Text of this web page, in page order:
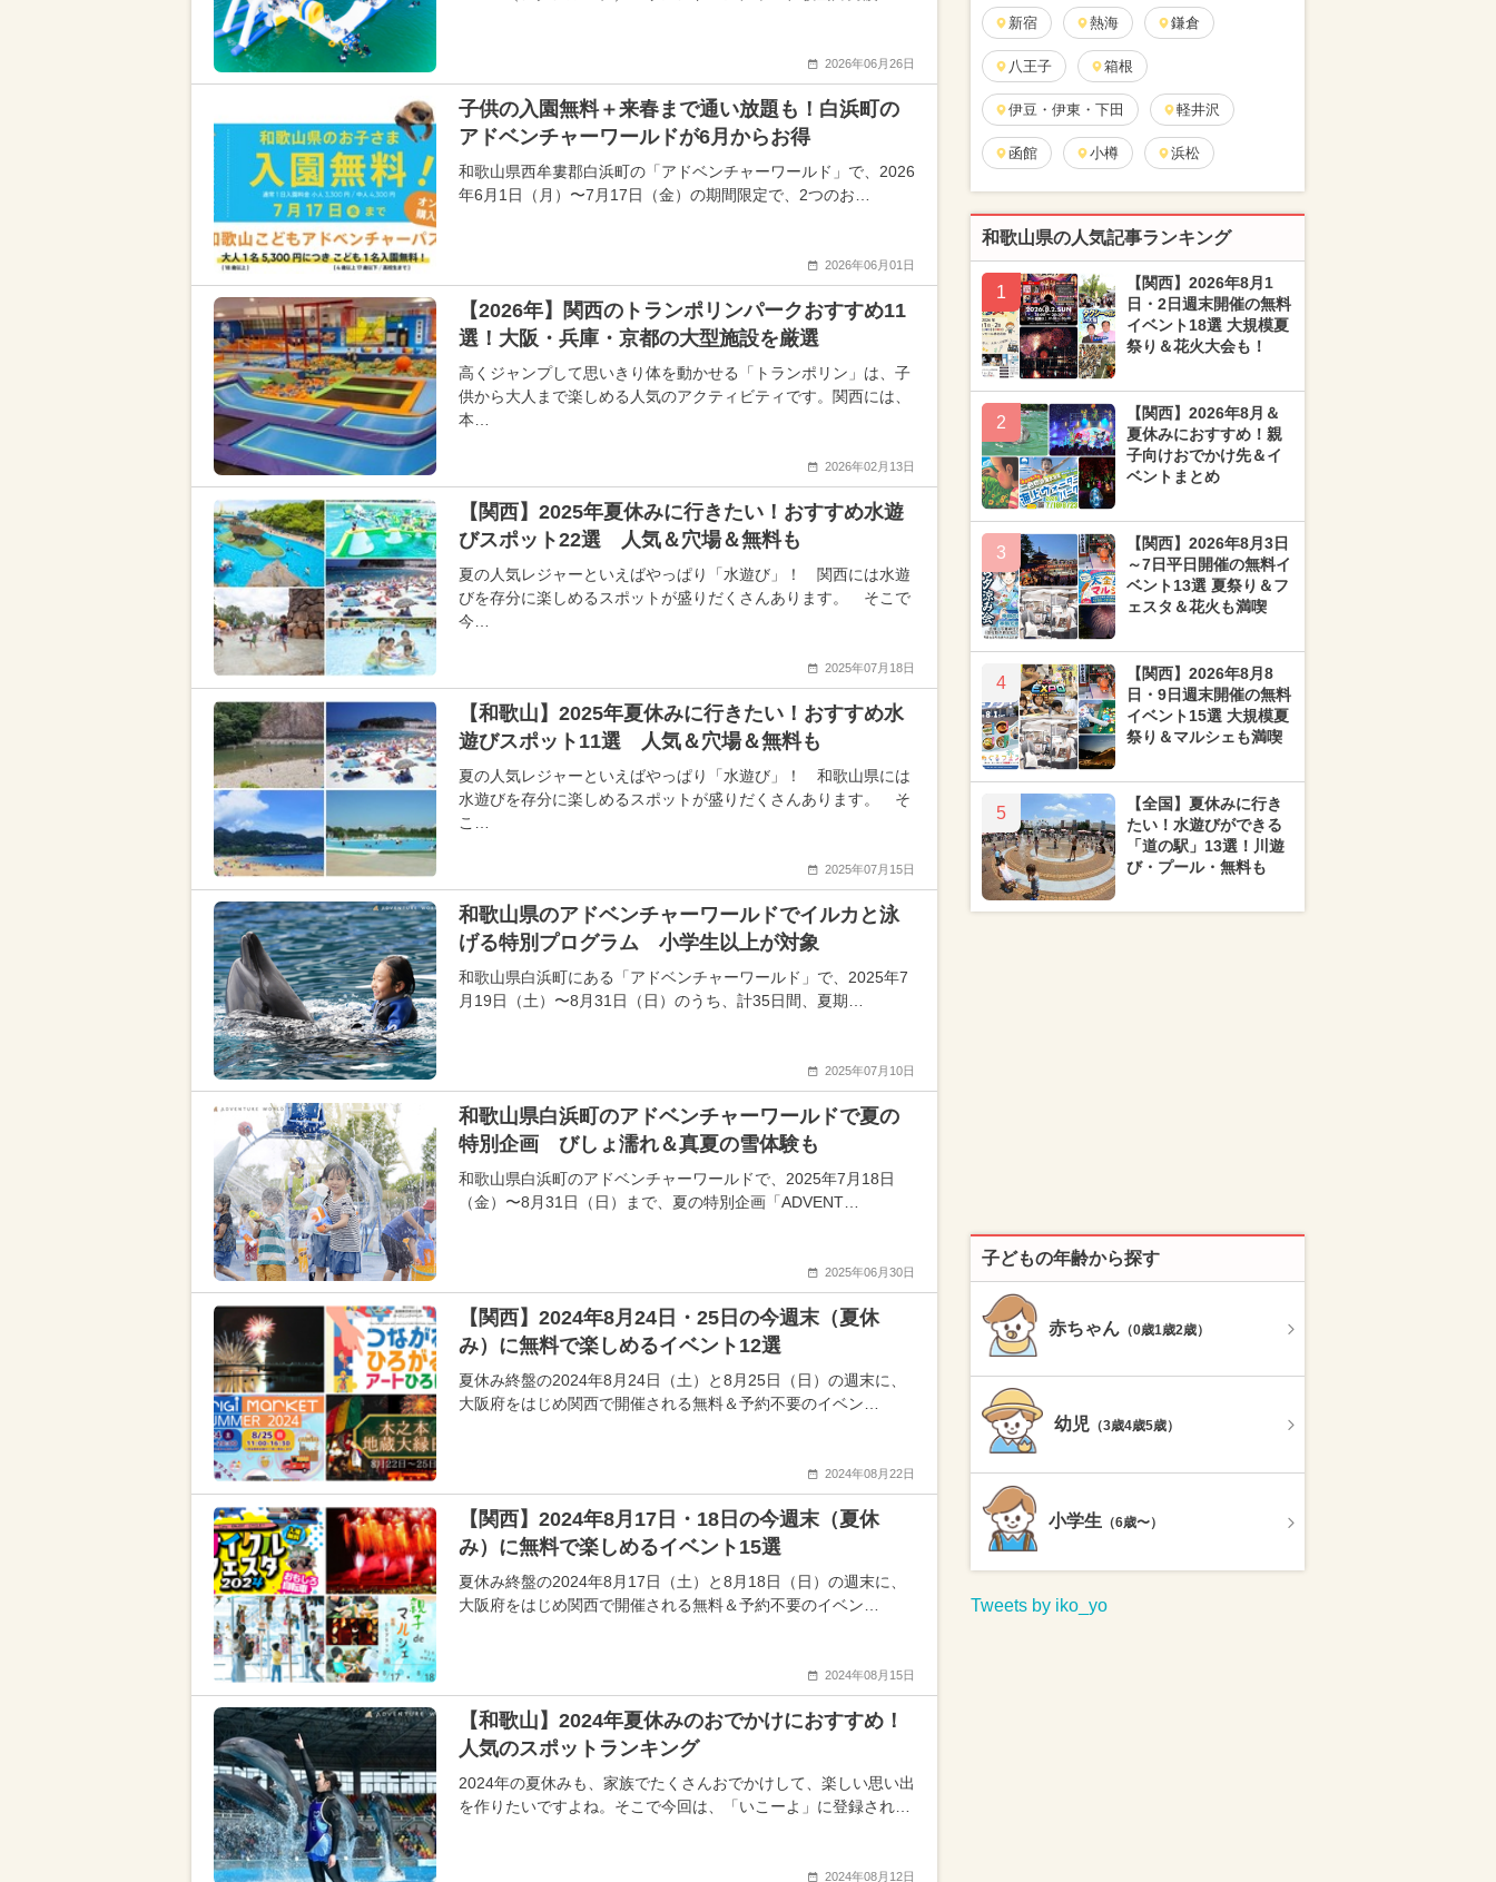
2026年06月26日
子供の入園無料＋来春まで通い放題も！白浜町の
アドベンチャーワールドが6月からお得
和歌山県西牟婁郡白浜町の「アドベンチャーワールド」で、2026
年6月1日（月）〜7月17日（金）の期間限定で、2つのお…
2026年06月01日
【2026年】関西のトランポリンパークおすすめ11
選！大阪・兵庫・京都の大型施設を厳選
高くジャンプして思いきり体を動かせる「トランポリン」は、子
供から大人まで楽しめる人気のアクティビティです。関西には、
本…
2026年02月13日
【関西】2025年夏休みに行きたい！おすすめ水遊
びスポット22選 人気＆穴場＆無料も
夏の人気レジャーといえばやっぱり「水遊び」！ 関西には水遊
びを存分に楽しめるスポットが盛りだくさんあります。 そこで
今…
2025年07月18日
【和歌山】2025年夏休みに行きたい！おすすめ水
遊びスポット11選 人気＆穴場＆無料も
夏の人気レジャーといえばやっぱり「水遊び」！ 和歌山県には
水遊びを存分に楽しめるスポットが盛りだくさんあります。 そ
こ…
2025年07月15日
和歌山県のアドベンチャーワールドでイルカと泳
げる特別プログラム 小学生以上が対象
和歌山県白浜町にある「アドベンチャーワールド」で、2025年7
月19日（土）〜8月31日（日）のうち、計35日間、夏期…
2025年07月10日
和歌山県白浜町のアドベンチャーワールドで夏の
特別企画 びしょ濡れ＆真夏の雪体験も
和歌山県白浜町のアドベンチャーワールドで、2025年7月18日
（金）〜8月31日（日）まで、夏の特別企画「ADVENT…
2025年06月30日
【関西】2024年8月24日・25日の今週末（夏休
み）に無料で楽しめるイベント12選
夏休み終盤の2024年8月24日（土）と8月25日（日）の週末に、
大阪府をはじめ関西で開催される無料＆予約不要のイベン…
2024年08月22日
【関西】2024年8月17日・18日の今週末（夏休
み）に無料で楽しめるイベント15選
夏休み終盤の2024年8月17日（土）と8月18日（日）の週末に、
大阪府をはじめ関西で開催される無料＆予約不要のイベン…
2024年08月15日
【和歌山】2024年夏休みのおでかけにおすすめ！
人気のスポットランキング
2024年の夏休みも、家族でたくさんおでかけして、楽しい思い出
を作りたいですよね。そこで今回は、「いこーよ」に登録され…
2024年08月12日
新宿 熱海 鎌倉
八王子 箱根
伊豆・伊東・下田 軽井沢
函館 小樽 浜松
和歌山県の人気記事ランキング
1
【関西】2026年8月1
日・2日週末開催の無料
イベント18選 大規模夏
祭り＆花火大会も！
2
【関西】2026年8月＆
夏休みにおすすめ！親
子向けおでかけ先＆イ
ベントまとめ
3
【関西】2026年8月3日
～7日平日開催の無料イ
ベント13選 夏祭り＆フ
ェスタ＆花火も満喫
4
【関西】2026年8月8
日・9日週末開催の無料
イベント15選 大規模夏
祭り＆マルシェも満喫
5
【全国】夏休みに行き
たい！水遊びができる
「道の駅」13選！川遊
び・プール・無料も
子どもの年齢から探す
赤ちゃん （0歳1歳2歳）
幼児 （3歳4歳5歳）
小学生 （6歳〜）
Tweets by iko_yo